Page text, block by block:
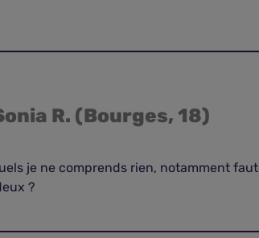
R. (Bourges, 18)
je ne comprends rien, notamment
?